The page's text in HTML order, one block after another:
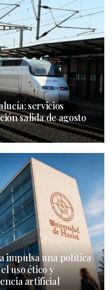
servicios
salida de agosto
impulsa una política
uso ético y
artificial